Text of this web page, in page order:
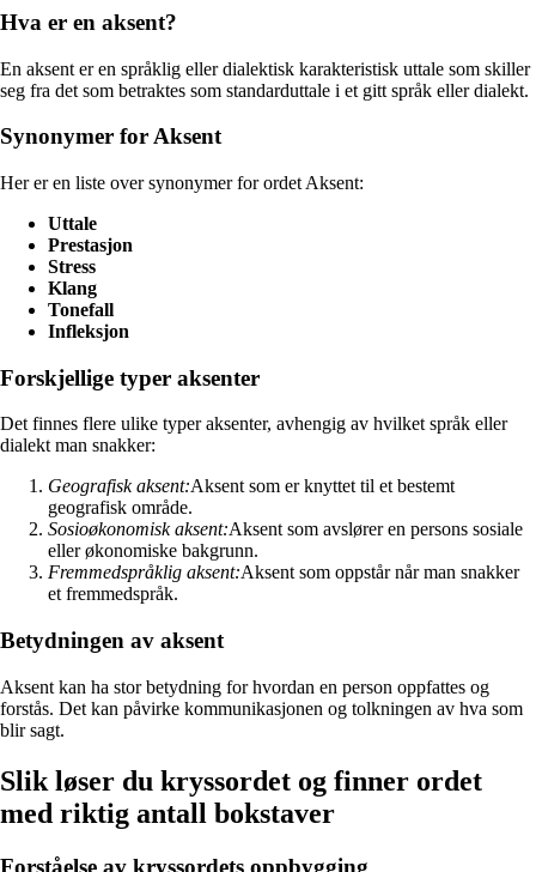
Hva er en aksent?
En aksent er en språklig eller dialektisk karakteristisk uttale som skiller
seg fra det som betraktes som standarduttale i et gitt språk eller dialekt.
Synonymer for Aksent
Her er en liste over synonymer for ordet Aksent:
Uttale
Prestasjon
Stress
Klang
Tonefall
Infleksjon
Forskjellige typer aksenter
Det finnes flere ulike typer aksenter, avhengig av hvilket språk eller
dialekt man snakker:
Geografisk aksent:Aksent som er knyttet til et bestemt
geografisk område.
Sosioøkonomisk aksent:Aksent som avslører en persons sosiale
eller økonomiske bakgrunn.
Fremmedspråklig aksent:Aksent som oppstår når man snakker
et fremmedspråk.
Betydningen av aksent
Aksent kan ha stor betydning for hvordan en person oppfattes og
forstås. Det kan påvirke kommunikasjonen og tolkningen av hva som
blir sagt.
Slik løser du kryssordet og finner ordet
med riktig antall bokstaver
Forståelse av kryssordets oppbygging